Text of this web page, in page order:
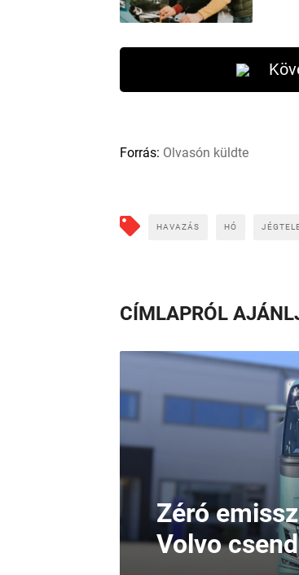
Forrás: Olvasón küldte
HAVAZÁS HÓ
CÍMLAPRÓL
Zéró
Volvo